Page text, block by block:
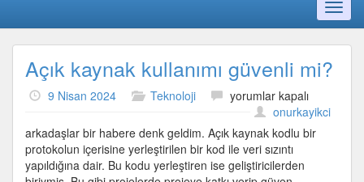
Açık kaynak kullanımı güvenli mi?
9 Nisan 2024 Teknoloji
Açık
kaynak
kullanımı
güvenli
mi?
için
yorumlar kapalı
onurkayikci
arkadaşlar bir habere denk geldim. Açık kaynak kodlu bir
protokolun içerisine yerleştirilen bir kod ile veri sızıntı
yapıldığına dair. Bu kodu yerleştiren ise geliştiricilerden